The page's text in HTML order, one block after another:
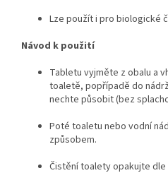
Lze použít i pro biologické
Návod k použití
Tabletu vyjměte z obalu a
toaletě, popřípadě do
nechte působit (bez
Poté toaletu nebo vodní
způsobem.
Čistění toalety opakujte